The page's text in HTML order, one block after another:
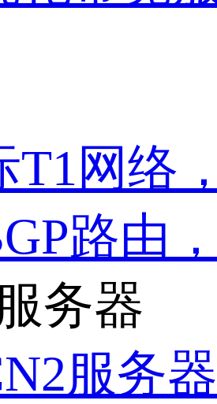
T1网络
路由
务器
服务器